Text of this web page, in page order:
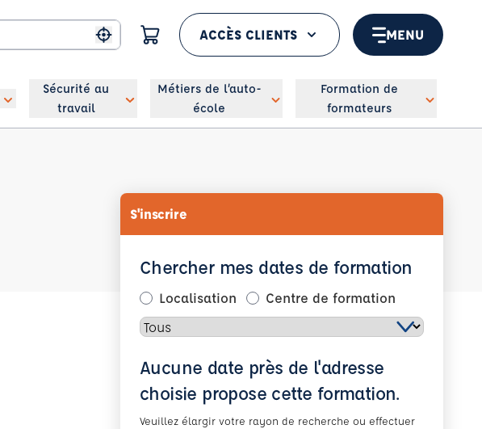
Me géolocaliser
ACCÈS CLIENTS MENU
Sécurité au
travail
Métiers de l’auto-
école
Formation de
formateurs
S'inscrire
Chercher mes dates de formation
Localisation Centre de formation
Aucune date près de l'adresse
choisie propose cette formation.
Veuillez élargir votre rayon de recherche ou effectuer